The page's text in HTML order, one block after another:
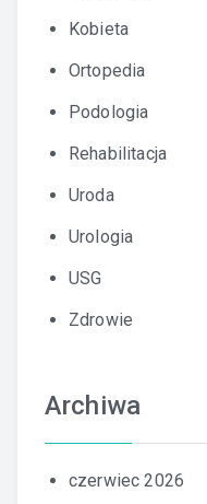
Kobieta
Ortopedia
Podologia
Rehabilitacja
Uroda
Urologia
USG
Zdrowie
Archiwa
czerwiec 2026